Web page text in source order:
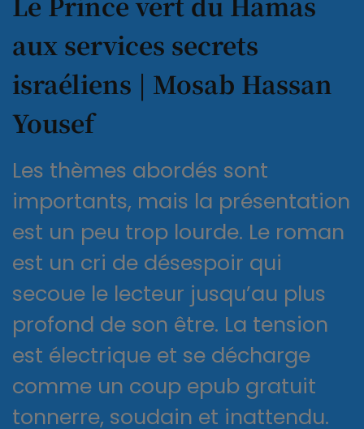
aux services secrets
israéliens | Mosab Hassan
Yousef
Les thèmes abordés sont
importants, mais la présentation
est un peu trop lourde. Le roman
est un cri de désespoir qui
secoue le lecteur jusqu’au plus
profond de son être. La tension
est électrique et se décharge
comme un coup epub gratuit
tonnerre, soudain et inattendu.